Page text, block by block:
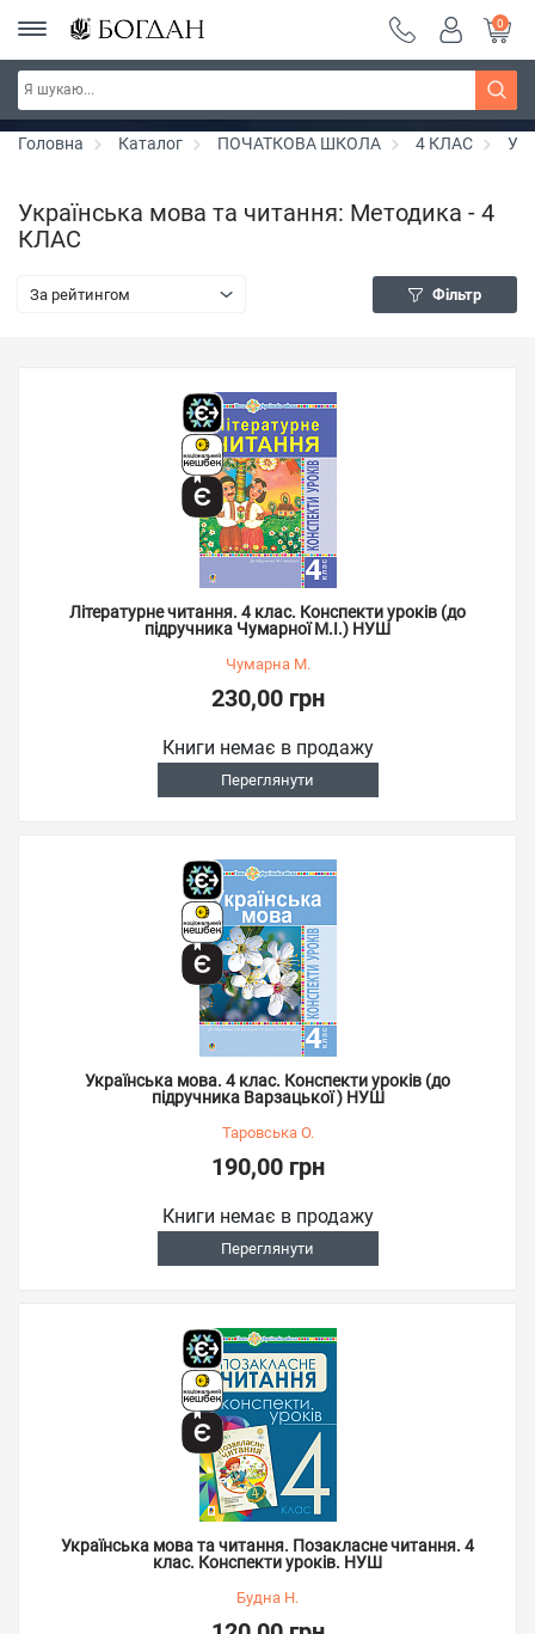
Серія "Чейзіана" ~ знижка 20%
0
Головна Каталог ПОЧАТКОВА ШКОЛА 4 КЛАС
Українська мова та читання: Методика - 4
КЛАС
За рейтингом Фільтр
Літературне читання. 4 клас. Конспекти уроків (до
підручника Чумарної М.І.) НУШ
Чумарна М.
230,00 грн
Книги немає в продажу
Переглянути
Українська мова. 4 клас. Конспекти уроків (до
підручника Варзацької ) НУШ
Таровська О.
190,00 грн
Книги немає в продажу
Переглянути
Українська мова та читання. Позакласне читання. 4
клас. Конспекти уроків. НУШ
Будна Н.